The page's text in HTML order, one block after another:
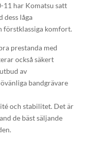
11 har Komatsu satt
dess låga
förstklassiga komfort.
prestanda med
också säkert
av
bandgrävare
och stabilitet. Det är
de bäst säljande